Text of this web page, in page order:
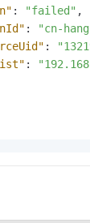
: "failed" ,
: "cn-
:
: